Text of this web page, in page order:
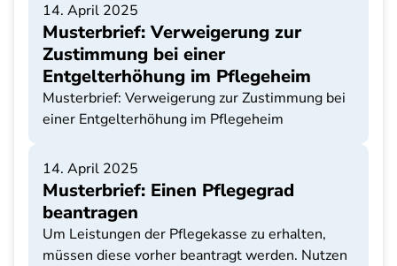
14. April 2025
Musterbrief: Verweigerung zur
Zustimmung bei einer
Entgelterhöhung im Pflegeheim
Musterbrief: Verweigerung zur Zustimmung bei
einer Entgelterhöhung im Pflegeheim
14. April 2025
Musterbrief: Einen Pflegegrad
beantragen
Um Leistungen der Pflegekasse zu erhalten,
müssen diese vorher beantragt werden. Nutzen